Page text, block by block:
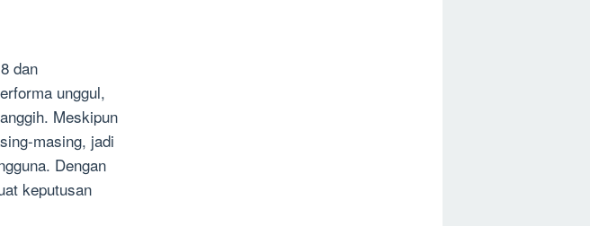
dan
unggul,
Meskipun
masing, jadi
Dengan
keputusan